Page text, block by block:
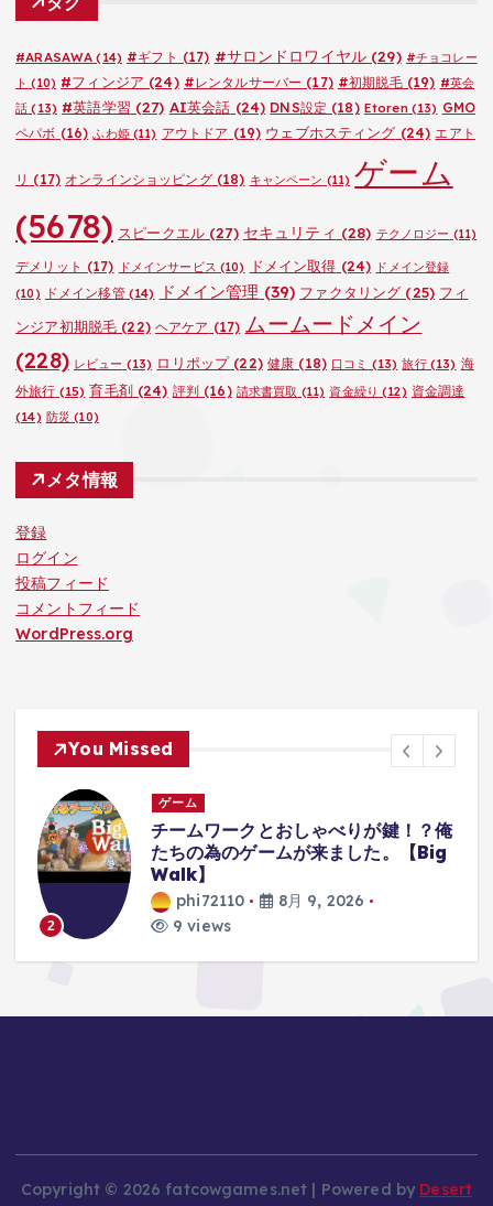
#ARASAWA (14) #ギフト (17) #サロンドロワイヤル(29) #チョコレー
ト (10) #フィンジア (24) #レンタルサーバー (17) #初期脱毛(19) #英会
話 (13) #英語学習 (27) AI英会話 (24) DNS設定 (18) Etoren(13) GMO
ペパボ (16) ふわ姫(11) アウトドア (19) ウェブホスティング (24) エアト
リ (17) オンラインショッピング(18) キャンペーン (11) ゲーム
(5678) スピークエル(27) セキュリティ (28) テクノロジー (11)
デメリット (17) ドメインサービス (10) ドメイン取得 (24) ドメイン登録
(10)
ドメイン移管(14) ドメイン管理 (39) ファクタリング (25) フィ
ンジア初期脱毛 (22) ヘアケア (17) ムームードメイン
(228) レビュー (13) ロリポップ(22) 健康 (18) 口コミ (13) 旅行(13) 海
外旅行 (15) 育毛剤(24) 評判 (16) 請求書買取 (11) 資金繰り (12) 資金調達
(14) 防災 (10)
メタ情報
登録
ログイン
投稿フィード
コメントフィード
WordPress.org
You Missed
ゲーム
チームワークとおしゃべりが鍵！？俺
たちの為のゲームが来ました。【Big
Walk】
phi72110
8月 9, 2026
9 views
Copyright © 2026 fatcowgames.net | Powered by Desert